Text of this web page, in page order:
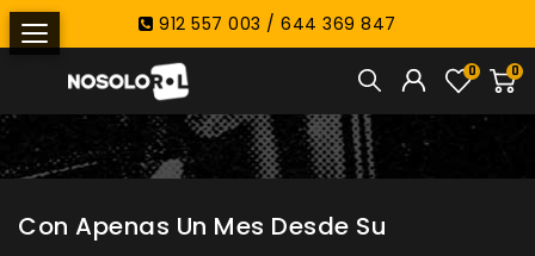
912 557 003 / 644 369 847
0
0
Con Apenas Un Mes Desde Su